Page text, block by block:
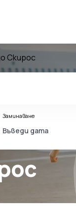
Скирос
Заминаване